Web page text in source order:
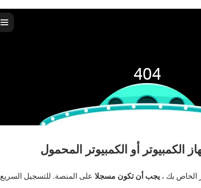
أو الكمبيوتر المحمول
يجب أن تكون مسجلا على المنصة. للتسجيل السريع